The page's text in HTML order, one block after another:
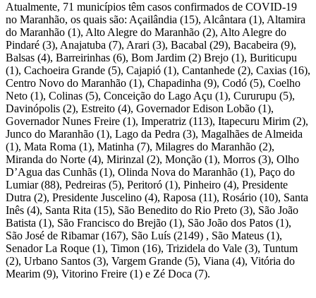
Atualmente, 71 municípios têm casos confirmados de COVID-19
no Maranhão, os quais são: Açailândia (15), Alcântara (1), Altamira
do Maranhão (1), Alto Alegre do Maranhão (2), Alto Alegre do
Pindaré (3), Anajatuba (7), Arari (3), Bacabal (29), Bacabeira (9),
Balsas (4), Barreirinhas (6), Bom Jardim (2) Brejo (1), Buriticupu
(1), Cachoeira Grande (5), Cajapió (1), Cantanhede (2), Caxias (16),
Centro Novo do Maranhão (1), Chapadinha (9), Codó (5), Coelho
Neto (1), Colinas (5), Conceição do Lago Açu (1), Cururupu (5),
Davinópolis (2), Estreito (4), Governador Edison Lobão (1),
Governador Nunes Freire (1), Imperatriz (113), Itapecuru Mirim (2),
Junco do Maranhão (1), Lago da Pedra (3), Magalhães de Almeida
(1), Mata Roma (1), Matinha (7), Milagres do Maranhão (2),
Miranda do Norte (4), Mirinzal (2), Monção (1), Morros (3), Olho
D’Agua das Cunhãs (1), Olinda Nova do Maranhão (1), Paço do
Lumiar (88), Pedreiras (5), Peritoró (1), Pinheiro (4), Presidente
Dutra (2), Presidente Juscelino (4), Raposa (11), Rosário (10), Santa
Inês (4), Santa Rita (15), São Benedito do Rio Preto (3), São João
Batista (1), São Francisco do Brejão (1), São João dos Patos (1),
São José de Ribamar (167), São Luís (2149) , São Mateus (1),
Senador La Roque (1), Timon (16), Trizidela do Vale (3), Tuntum
(2), Urbano Santos (3), Vargem Grande (5), Viana (4), Vitória do
Mearim (9), Vitorino Freire (1) e Zé Doca (7).